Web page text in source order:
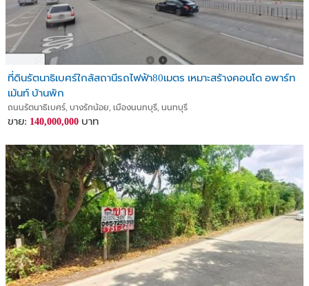
ที่ดินรัตนาธิเบศร์ใกล้สถานีรถไฟฟ้า80เมตร เหมาะสร้างคอนโด อพาร์ท
เม้นท์ บ้านพัก
ถนนรัตนาธิเบศร์, บางรักน้อย, เมืองนนทบุรี, นนทบุรี
ขาย: 140,000,000 บาท